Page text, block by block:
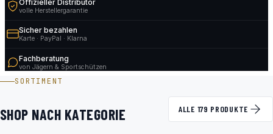
Offizieller Distributor
volle Herstellergarantie
Sicher bezahlen
Karte · PayPal · Klarna
Fachberatung
von Jägern & Sportschützen
SORTIMENT
SHOP NACH KATEGORIE ALLE 179 PRODUKTE